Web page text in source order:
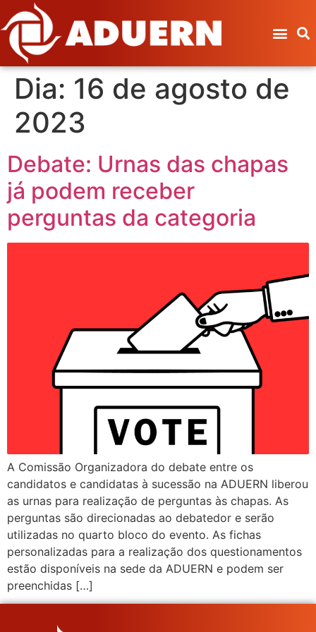
Dia: 16 de agosto de
2023
Debate: Urnas das chapas
já podem receber
perguntas da categoria
A Comissão Organizadora do debate entre os
candidatos e candidatas à sucessão na ADUERN liberou
as urnas para realização de perguntas às chapas. As
perguntas são direcionadas ao debatedor e serão
utilizadas no quarto bloco do evento. As fichas
personalizadas para a realização dos questionamentos
estão disponíveis na sede da ADUERN e podem ser
preenchidas […]